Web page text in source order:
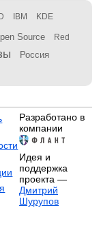
IBM KDE
Source Red
Россия
Разработано в
компании
Идея и
поддержка
проекта —
Дмитрий
Шурупов